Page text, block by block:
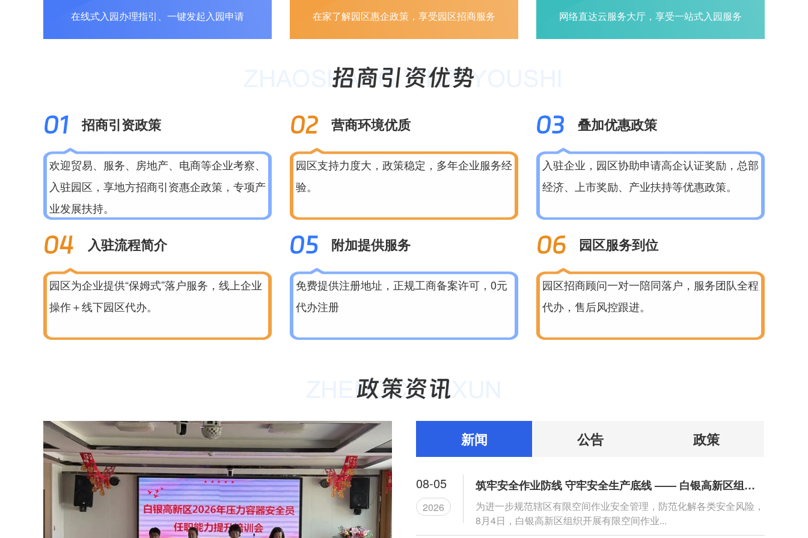
在线式入园办理指引、一键发起入园申请 在家了解园区惠企政策，享受园区招商服务 网络直达云服务大厅，享受一站式入园服务
招商引资政策
欢迎贸易、服务、房地产、电商等企业考察、
入驻园区，享地方招商引资惠企政策，专项产
业发展扶持。
营商环境优质
园区支持力度大，政策稳定，多年企业服务经
验。
叠加优惠政策
入驻企业，园区协助申请高企认证奖励，总部
经济、上市奖励、产业扶持等优惠政策。
入驻流程简介
园区为企业提供“保姆式”落户服务，线上企业
操作＋线下园区代办。
附加提供服务
免费提供注册地址，正规工商备案许可，0元
代办注册
园区服务到位
园区招商顾问一对一陪同落户，服务团队全程
代办，售后风控跟进。
新闻 公告 政策
08-05
2026
筑牢安全作业防线 守牢安全生产底线 —— 白银高新区组织开展有限空间作业安全专题培训
为进一步规范辖区有限空间作业安全管理，防范化解各类安全风险，
8月4日，白银高新区组织开展有限空间作业...